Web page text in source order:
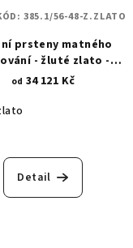
prsteny matného
- žluté zlato -
povrchová úprava -
od 34 121 Kč
Detail
385.1/56-48-Z.ZLATO